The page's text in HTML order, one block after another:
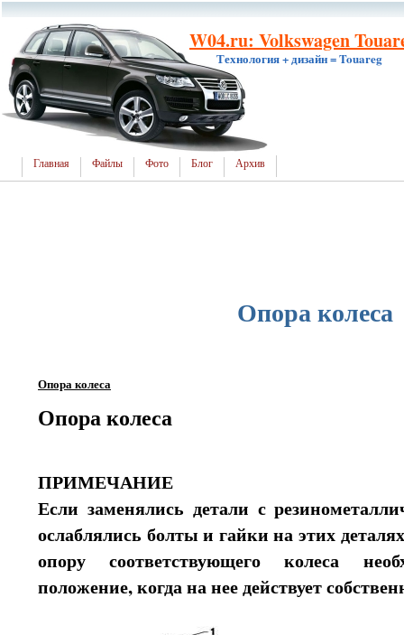
W04.ru: Volkswagen
Технология + дизайн = Touareg
Главная Файлы Фото Блог Архив
Опора колеса
Опора колеса
Опора колеса
ПРИМЕЧАНИЕ
Если заменялись детали с
ослаблялись болты и гайки на этих
опору соответствующего колеса
положение, когда на нее действует